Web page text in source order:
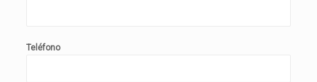
Teléfono